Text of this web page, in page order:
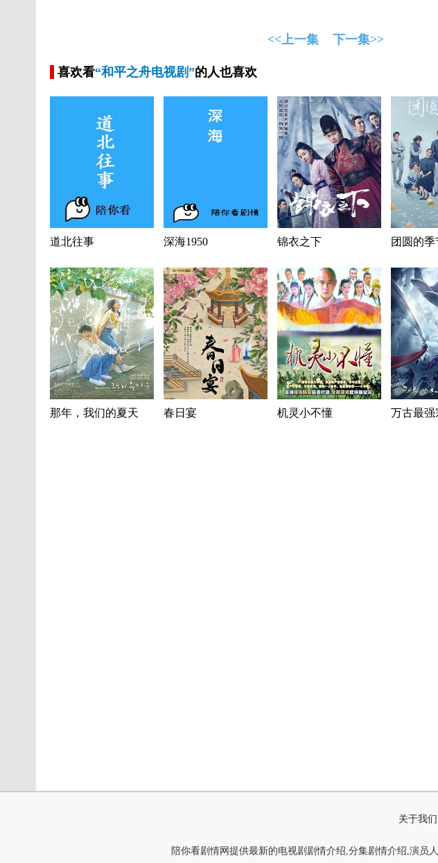
<<上一集 下一集>>
喜欢看“和平之舟电视剧”的人也喜欢
道北往事 深海1950 锦衣之下 团圆的季
那年，我们的夏天 春日宴 机灵小不懂 万古最强
关于我们
陪你看剧情网提供最新的电视剧剧情介绍,分集剧情介绍,演员